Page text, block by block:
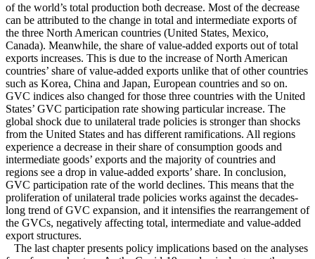
of the world’s total production both decrease. Most of the decrease
can be attributed to the change in total and intermediate exports of
the three North American countries (United States, Mexico,
Canada). Meanwhile, the share of value-added exports out of total
exports increases. This is due to the increase of North American
countries’ share of value-added exports unlike that of other countries
such as Korea, China and Japan, European countries and so on.
GVC indices also changed for those three countries with the United
States’ GVC participation rate showing particular increase. The
global shock due to unilateral trade policies is stronger than shocks
from the United States and has different ramifications. All regions
experience a decrease in their share of consumption goods and
intermediate goods’ exports and the majority of countries and
regions see a drop in value-added exports’ share. In conclusion,
GVC participation rate of the world declines. This means that the
proliferation of unilateral trade policies works against the decades-
long trend of GVC expansion, and it intensifies the rearrangement of
the GVCs, negatively affecting total, intermediate and value-added
export structures.
The last chapter presents policy implications based on the analyses